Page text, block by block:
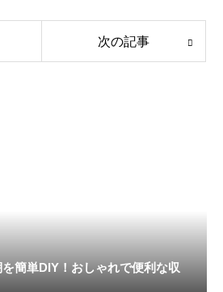
次の記事
簡単DIY！おしゃれで便利な収